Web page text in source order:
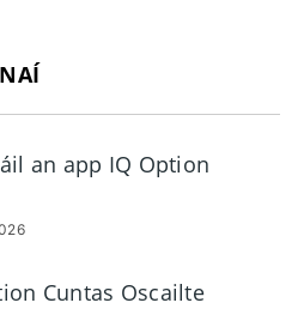
an app IQ Option
Cuntas Oscailte